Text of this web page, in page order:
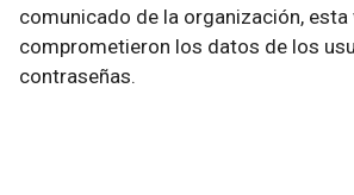
comunicado de la organización, esta
comprometieron los datos de los
contraseñas.